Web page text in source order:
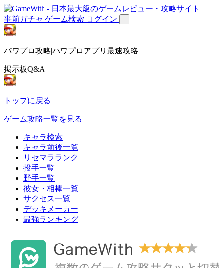
事前ガチャ ゲーム検索 ログイン
パワプロ攻略|パワプロアプリ最速攻略
掲示板Q&A
トップに戻る
ゲーム攻略一覧を見る
キャラ検索
キャラ前後一覧
リセマラランク
投手一覧
野手一覧
彼女・相棒一覧
サクセス一覧
デッキメーカー
最強ランキング